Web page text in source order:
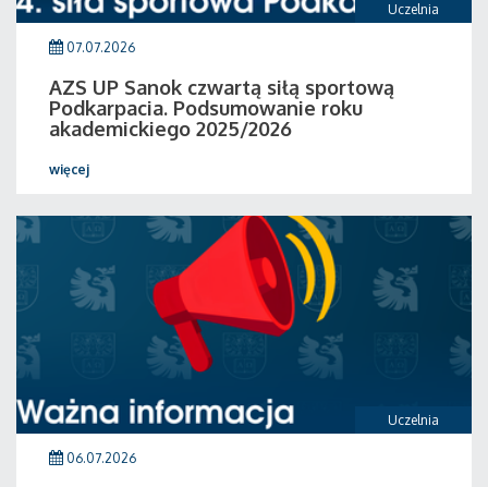
Uczelnia
07.07.2026
AZS UP Sanok czwartą siłą sportową
Podkarpacia. Podsumowanie roku
akademickiego 2025/2026
więcej
Uczelnia
06.07.2026